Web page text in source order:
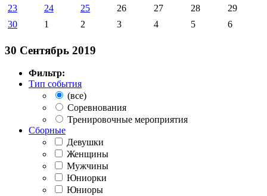
23 24 25 26 27 28
29
30
1 2 3 4 5 6
30 Сентябрь 2019
Фильтр:
Тип события
(все)
Соревнования
Тренировочные мероприятия
Сборные
Девушки
Женщины
Мужчины
Юниорки
Юниоры